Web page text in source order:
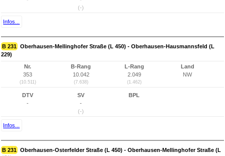
(-)
Infos...
B 231 Oberhausen-Mellinghofer Straße (L 450) - Oberhausen-Hausmannsfeld (L
229)
Nr.
353
(10.511)
B-Rang
10.042
(7.638)
L-Rang
2.049
(1.462)
Land
NW
DTV
-
SV
-
(-)
BPL
Infos...
B 231 Oberhausen-Osterfelder Straße (L 450) - Oberhausen-Mellinghofer Straße (L